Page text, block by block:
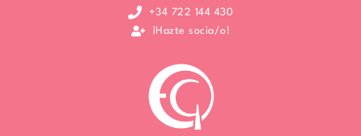
+34 722 144 430
¡Hazte socia/o!